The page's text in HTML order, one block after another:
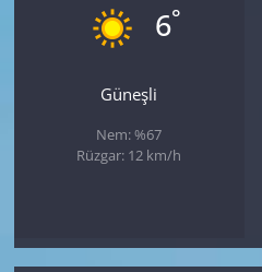
6°
Güneşli
Nem: %67
Rüzgar: 12 km/h